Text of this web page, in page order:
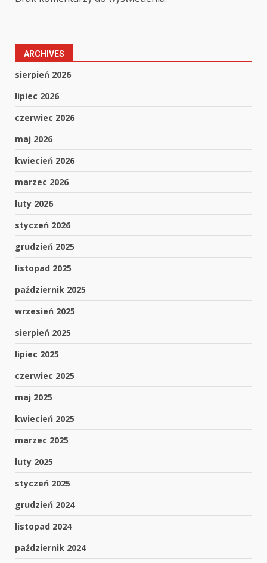
ARCHIVES
sierpień 2026
lipiec 2026
czerwiec 2026
maj 2026
kwiecień 2026
marzec 2026
luty 2026
styczeń 2026
grudzień 2025
listopad 2025
październik 2025
wrzesień 2025
sierpień 2025
lipiec 2025
czerwiec 2025
maj 2025
kwiecień 2025
marzec 2025
luty 2025
styczeń 2025
grudzień 2024
listopad 2024
październik 2024